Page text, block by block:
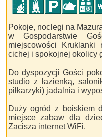
Pokoje, noclegi na
w Gospodarstwie
miejscowości
cichej i spokojnej okolicy
Do dyspozycji Gości
studio z łazienką,
piłkarzyki) jadalnia i
Duży ogród z boiskiem
miejsce zabaw dla
Zacisza internet WiFi.